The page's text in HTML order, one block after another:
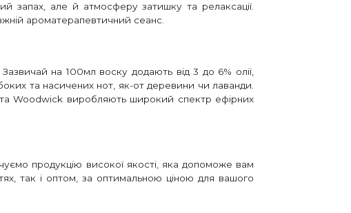
запах, але й атмосферу затишку та релаксації.
ароматерапевтичний сеанс.
на 100мл воску додають від 3 до 6% олії,
та насичених нот, як-от деревини чи лаванди.
Woodwick виробляють широкий спектр ефірних
продукцію високої якості, яка допоможе вам
так і оптом, за оптимальною ціною для вашого